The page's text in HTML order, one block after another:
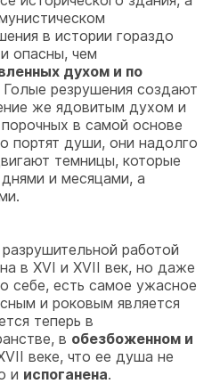
в истории гораздо
опасны, чем
духом и по
Голые резрушения создают
же ядовитым духом и
в самой основе
портят души, они надолго
темницы, которые
и месяцами, а
работой
в XVI и XVII век, но даже
себе, есть самое ужасное
и роковым является
теперь в
в обезбоженном и
веке, что ее душа не
и испоганена.